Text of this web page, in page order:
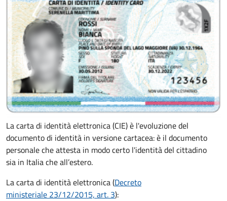
La carta di identità elettronica (CIE) è l'evoluzione del
documento di identità in versione cartacea: è il documento
personale che attesta in modo certo l'identità del cittadino
sia in Italia che all’estero.
La carta di identità elettronica (Decreto
ministeriale 23/12/2015, art. 3):